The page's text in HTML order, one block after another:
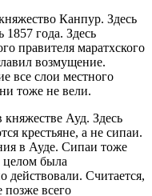
Канпур. Здесь
года. Здесь
правителя маратхского
возмущение.
все слои местного
тоже не вели.
Ауд. Здесь
крестьяне, а не сипаи.
в Ауде. Сипаи тоже
целом была
действовали. Считается,
позже всего